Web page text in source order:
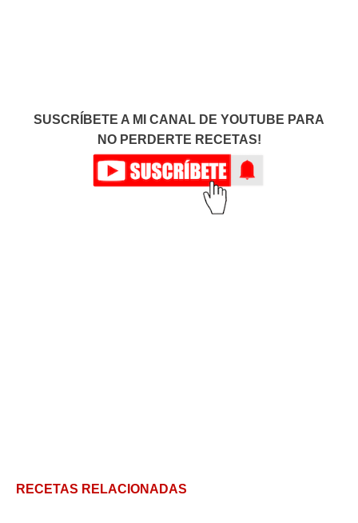
SUSCRÍBETE A MI CANAL DE YOUTUBE PARA
NO PERDERTE RECETAS!
RECETAS RELACIONADAS